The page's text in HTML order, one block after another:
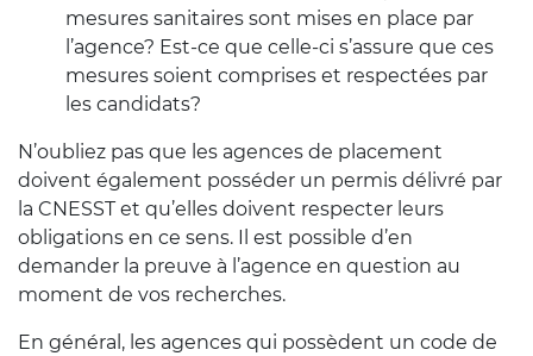
mesures sanitaires sont mises en place par
l’agence? Est-ce que celle-ci s’assure que ces
mesures soient comprises et respectées par
les candidats?
N’oubliez pas que les agences de placement
doivent également posséder un permis délivré par
la CNESST et qu’elles doivent respecter leurs
obligations en ce sens. Il est possible d’en
demander la preuve à l’agence en question au
moment de vos recherches.
En général, les agences qui possèdent un code de